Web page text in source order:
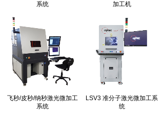
系统
加工机
飞秒/皮秒/纳秒激光微加工
系统
LSV3 准分子激光微加工系
统